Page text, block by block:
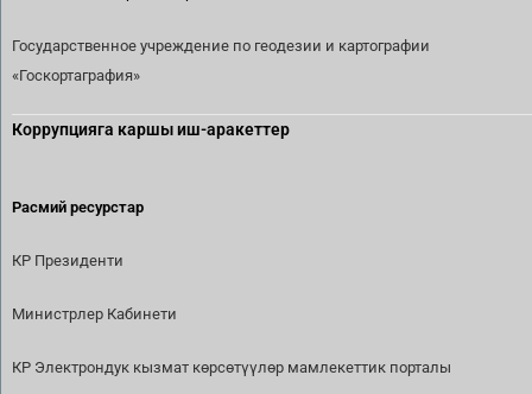
Государственное учреждение по геодезии и картографии
«Госкортаграфия»
Коррупцияга каршы иш-аракеттер
Расмий ресурстар
КР Президенти
Министрлер Кабинети
КР Электрондук кызмат көрсөтүүлөр мамлекеттик порталы